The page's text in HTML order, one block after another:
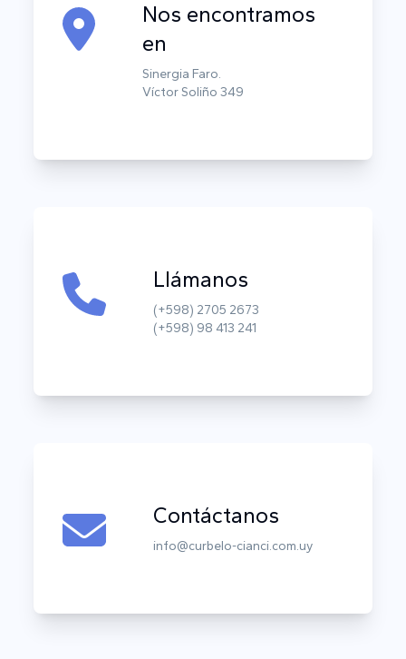
Nos encontramos
en
Sinergia Faro.
Víctor Soliño 349
Llámanos
(+598) 2705 2673
(+598) 98 413 241
Contáctanos
info@curbelo-cianci.com.uy